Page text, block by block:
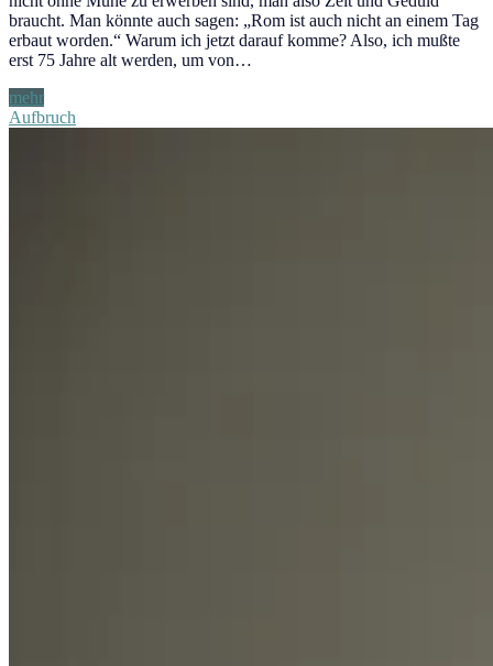
braucht. Man könnte auch sagen: „Rom ist auch nicht an einem Tag
erbaut worden.“ Warum ich jetzt darauf komme? Also, ich mußte
erst 75 Jahre alt werden, um von…
mehrGeduld
Aufbruch